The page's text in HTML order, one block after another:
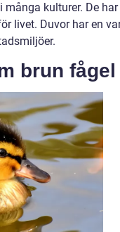
kulturer. De
livet. Duvor har en
brun fågel